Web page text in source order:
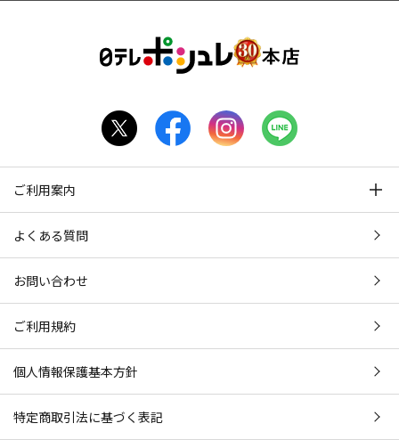
ご利用案内
よくある質問
お問い合わせ
ご利用規約
個人情報保護基本方針
特定商取引法に基づく表記